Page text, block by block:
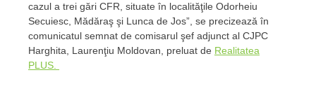
cazul a trei gări CFR, situate în localităţile Odorheiu
Secuiesc, Mădăraş şi Lunca de Jos”, se precizează în
comunicatul semnat de comisarul şef adjunct al CJPC
Harghita, Laurenţiu Moldovan, preluat de Realitatea
PLUS.